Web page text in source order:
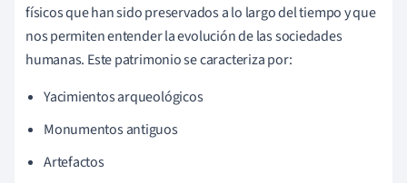
físicos que han sido preservados a lo largo del tiempo y que
nos permiten entender la evolución de las sociedades
humanas. Este patrimonio se caracteriza por:
Yacimientos arqueológicos
Monumentos antiguos
Artefactos